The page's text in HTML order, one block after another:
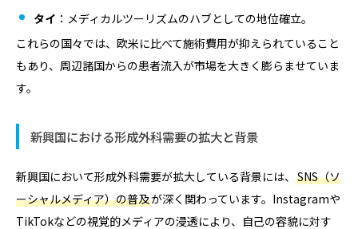
タイ ：メディカルツーリズムのハブとしての地位確立。
これらの国々では、欧米に比べて施術費用が抑えられていること
もあり、周辺諸国からの患者流入が市場を大きく膨らませていま
す。
新興国における形成外科需要の拡大と背景
新興国において形成外科需要が拡大している背景には、
SNS（ソ
ーシャルメディア）の普及が深く関わっています。Instagramや
TikTokなどの視覚的メディアの浸透により、自己の容貌に対す